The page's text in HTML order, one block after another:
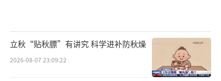
立秋“贴秋膘”有讲究 科学进补防秋燥
2026-08-07 23:09:22